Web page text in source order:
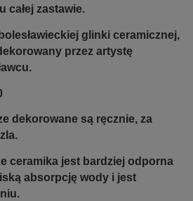
całej zastawie.
glinki ceramicznej,
przez artystę
dekorowane są ręcznie, za
ceramika jest bardziej odporna
absorpcję wody i jest